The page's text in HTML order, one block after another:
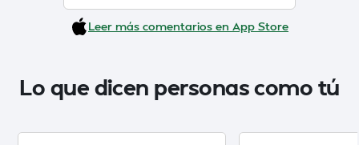
Leer más comentarios en App Store
Lo que dicen personas como tú